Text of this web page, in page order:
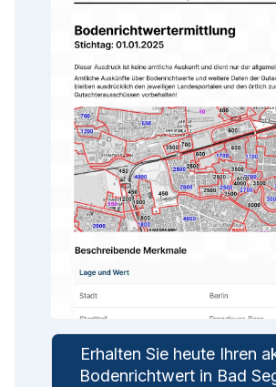
Erhalten Sie heute Ihren
Bodenrichtwert in Bad